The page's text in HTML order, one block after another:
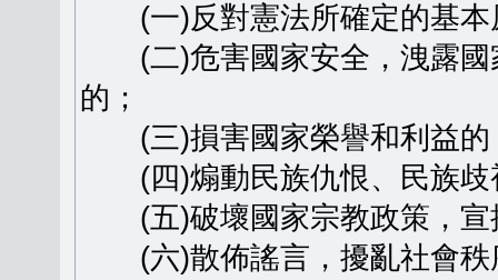
(一)反對憲法所確定的基本
(二)危害國家安全，洩露國
的；
(三)損害國家榮譽和利益的
(四)煽動民族仇恨、民族歧
(五)破壞國家宗教政策，宣
(六)散佈謠言，擾亂社會秩